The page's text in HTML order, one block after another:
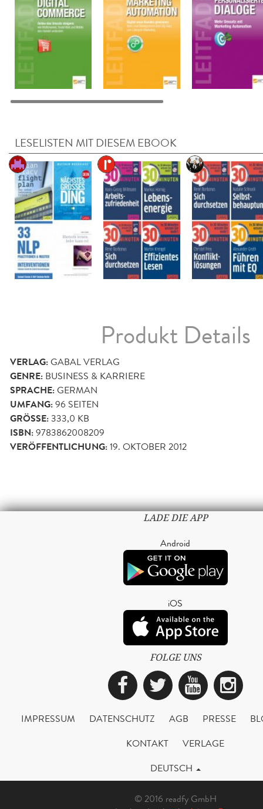
LESELISTEN MIT DIESEM EBOOK
Produkt Details
VERLAG:GABAL VERLAG
GENRE: BUSINESS & KARRIERE
SPRACHE:GERMAN
UMFANG:96 SEITEN
GRÖSSE: 333,0 KB
ISBN:9783862008209
VERÖFFENTLICHUNG:19. OKTOBER 2012
LADE DIE APP
Android
iOS
FOLGE UNS
Facebook
Twitter
IMPRESSUM DATENSCHUTZ AGB PRESSE
KONTAKT
VERLAGE
DEUTSCH
© 2016 readfy GmbH